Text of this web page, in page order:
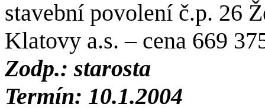
stavební povolení č.p. 26
Klatovy a.s. – cena 669
Zodp.: starosta
Termín: 10.1.2004